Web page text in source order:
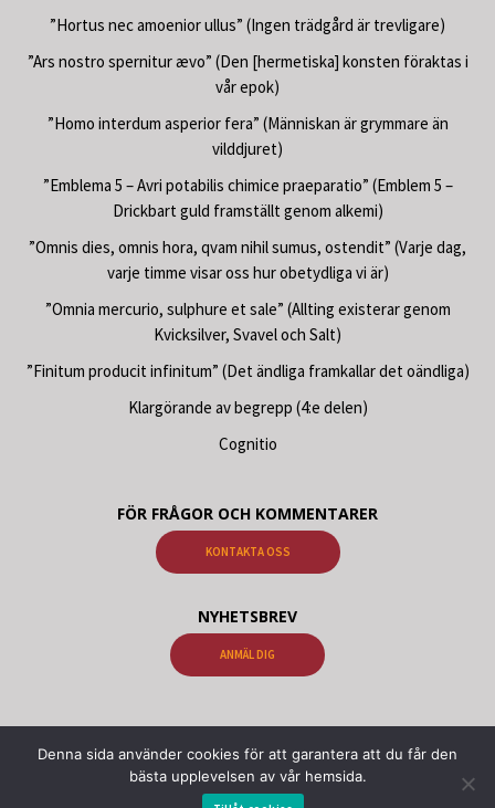
”Hortus nec amoenior ullus” (Ingen trädgård är trevligare)
”Ars nostro spernitur ævo” (Den [hermetiska] konsten föraktas i
vår epok)
”Homo interdum asperior fera” (Människan är grymmare än
vilddjuret)
”Emblema 5 – Avri potabilis chimice praeparatio” (Emblem 5 –
Drickbart guld framställt genom alkemi)
”Omnis dies, omnis hora, qvam nihil sumus, ostendit” (Varje dag,
varje timme visar oss hur obetydliga vi är)
”Omnia mercurio, sulphure et sale” (Allting existerar genom
Kvicksilver, Svavel och Salt)
”Finitum producit infinitum” (Det ändliga framkallar det oändliga)
Klargörande av begrepp (4:e delen)
Cognitio
FÖR FRÅGOR OCH KOMMENTARER
KONTAKTA OSS
NYHETSBREV
ANMÄL DIG
Khu. Psychology Alchemy Astrology Meditation Kabbalah | Portal
Gnosis
Denna sida använder cookies för att garantera att du får den
bästa upplevelsen av vår hemsida.